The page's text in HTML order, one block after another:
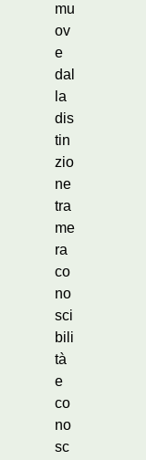
mu
ov
e
dal
la
dis
tin
zio
ne
tra
me
ra
co
no
sci
bili
tà
e
co
no
sc